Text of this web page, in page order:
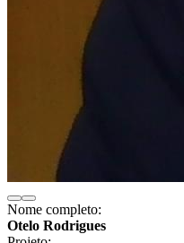
Nome completo:
Otelo Rodrigues